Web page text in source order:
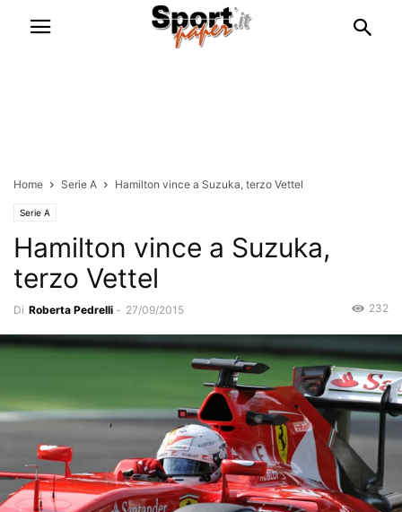
Home Serie A Hamilton vince a Suzuka, terzo Vettel
Serie A
Hamilton vince a Suzuka,
terzo Vettel
Di Roberta Pedrelli - 27/09/2015 232